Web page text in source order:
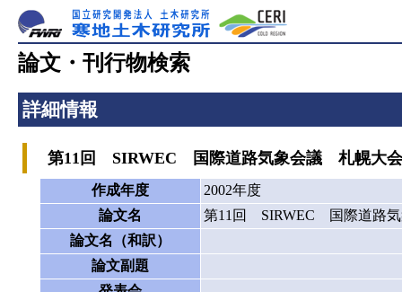
論文・刊行物検索
詳細情報
第11回 SIRWEC 国際道路気象会議 札幌大会
作成年度
2002年度
論文名
第11回 SIRWEC 国際道路
論文名（和訳）
論文副題